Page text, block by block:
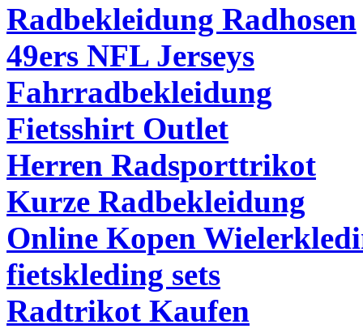
Radbekleidung Radhosen
49ers NFL Jerseys
Fahrradbekleidung
Fietsshirt Outlet
Herren Radsporttrikot
Kurze Radbekleidung
Online Kopen
fietskleding sets
Radtrikot Kaufen